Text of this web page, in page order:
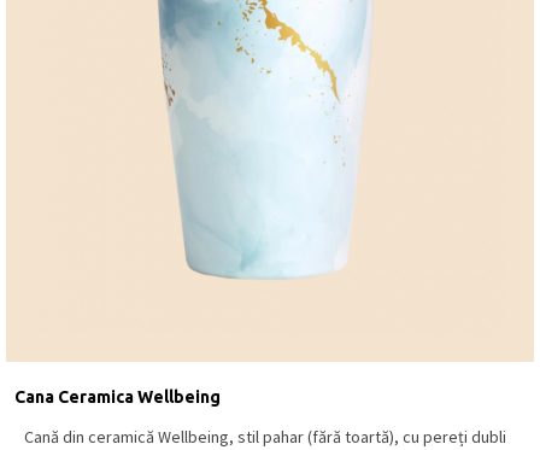
Cana Ceramica Wellbeing
Cană din ceramică Wellbeing, stil pahar (fără toartă), cu pereți dubli